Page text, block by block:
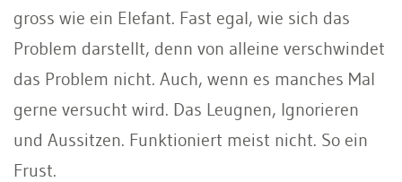
gross wie ein Elefant. Fast egal, wie sich das
Problem darstellt, denn von alleine verschwindet
das Problem nicht. Auch, wenn es manches Mal
gerne versucht wird. Das Leugnen, Ignorieren
und Aussitzen. Funktioniert meist nicht. So ein
Frust.